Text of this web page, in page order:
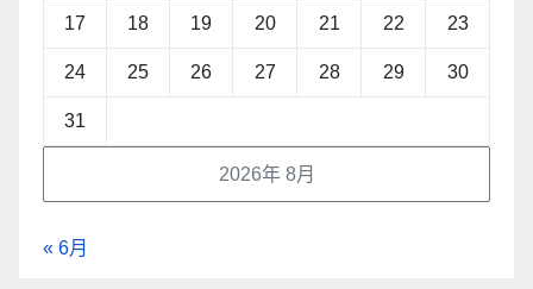
2026年 8月
17 18 19 20 21 22 23
24 25 26 27 28 29 30
31
« 6月